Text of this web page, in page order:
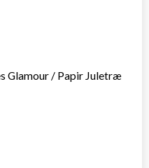
Glamour / Papir Juletræ